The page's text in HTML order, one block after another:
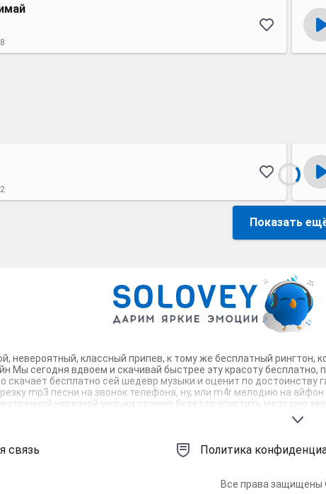
Показать
невероятный, классный припев, к тому же бесплатный
Мы сегодня вдвоем и скачивай быстрее эту красоту
скачает бесплатно сей шедевр музыки и оценит по
mp3 песни на звонок телефона, ну, или m4r мелодию на
нарезкой музыки сложно будет пропустить мелодию
связь Политика
Все права защищены